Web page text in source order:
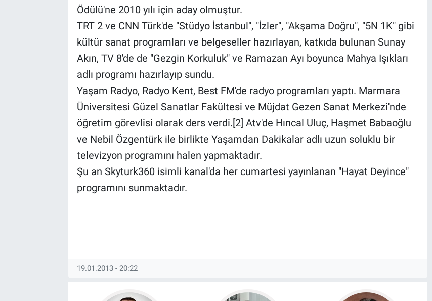
Ödülü'ne 2010 yılı için aday olmuştur.
TRT 2 ve CNN Türk'de "Stüdyo İstanbul", "İzler", "Akşama Doğru", "5N 1K" gibi
kültür sanat programları ve belgeseller hazırlayan, katkıda bulunan Sunay
Akın, TV 8'de de "Gezgin Korkuluk" ve Ramazan Ayı boyunca Mahya Işıkları
adlı programı hazırlayıp sundu.
Yaşam Radyo, Radyo Kent, Best FM'de radyo programları yaptı. Marmara
Üniversitesi Güzel Sanatlar Fakültesi ve Müjdat Gezen Sanat Merkezi'nde
öğretim görevlisi olarak ders verdi.[2] Atv'de Hıncal Uluç, Haşmet Babaoğlu
ve Nebil Özgentürk ile birlikte Yaşamdan Dakikalar adlı uzun soluklu bir
televizyon programını halen yapmaktadır.
Şu an Skyturk360 isimli kanal'da her cumartesi yayınlanan "Hayat Deyince"
programını sunmaktadır.
19.01.2013 - 20:22